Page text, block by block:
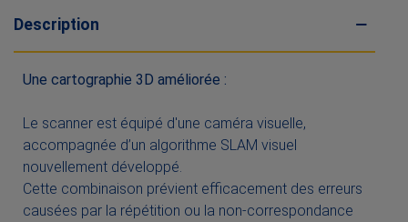
Description
Une cartographie 3D améliorée :
Le scanner est équipé d'une caméra visuelle,
accompagnée d’un algorithme SLAM visuel
nouvellement développé.
Cette combinaison prévient efficacement des erreurs
causées par la répétition ou la non-correspondance